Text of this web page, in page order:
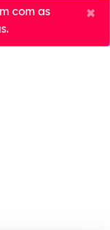
com as
×